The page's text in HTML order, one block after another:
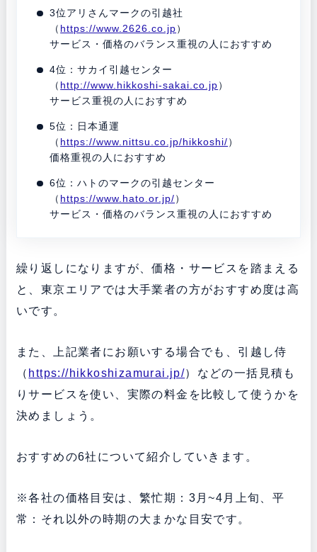
3位アリさんマークの引越社
（ https://www.2626.co.jp）
サービス・価格のバランス重視の人におすすめ
4位：サカイ引越センター
（ http://www.hikkoshi-sakai.co.jp）
サービス重視の人におすすめ
5位：日本通運
（ https://www.nittsu.co.jp/hikkoshi/）
価格重視の人におすすめ
6位：ハトのマークの引越センター
（ https://www.hato.or.jp/）
サービス・価格のバランス重視の人におすすめ
繰り返しになりますが、価格・サービスを踏まえる
と、東京エリアでは大手業者の方がおすすめ度は高
いです。
また、上記業者にお願いする場合でも、引越し侍
（ https://hikkoshizamurai.jp/）などの一括見積も
りサービスを使い、実際の料金を比較して使うかを
決めましょう。
おすすめの6社について紹介していきます。
※各社の価格目安は、繁忙期：3月~4月上旬、平
常：それ以外の時期の大まかな目安です。